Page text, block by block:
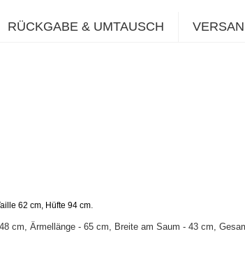
RÜCKGABE & UMTAUSCH
62 cm, Hüfte 94 cm.
cm, Ärmellänge - 65 cm, Breite am Saum - 43 cm,